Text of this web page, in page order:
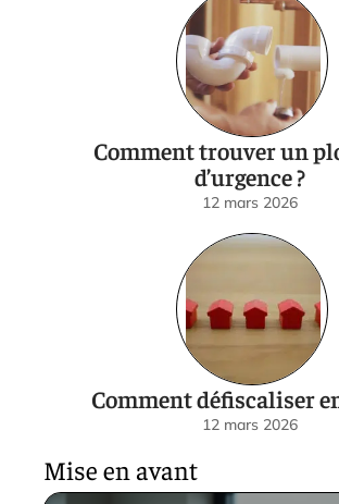
Comment trouver un
d’urgence ?
12 mars 2026
Comment défiscaliser
12 mars 2026
Mise en avant